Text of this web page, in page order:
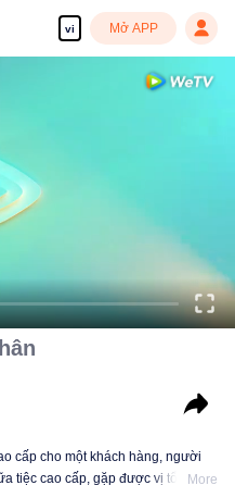
vi Mở APP
cấp cho một khách hàng, người
tiệc cao cấp, gặp được vị tổng tài
More